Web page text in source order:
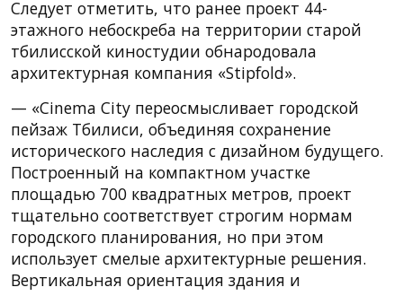
Следует отметить, что ранее проект 44-
этажного небоскреба на территории старой
тбилисской киностудии обнародовала
архитектурная компания «Stipfold».
— «Cinema City переосмысливает городской
пейзаж Тбилиси, объединяя сохранение
исторического наследия с дизайном будущего.
Построенный на компактном участке
площадью 700 квадратных метров, проект
тщательно соответствует строгим нормам
городского планирования, но при этом
использует смелые архитектурные решения.
Вертикальная ориентация здания и